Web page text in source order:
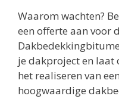
Waarom wachten?
een offerte aan voor
je dakproject en laat
het realiseren van
hoogwaardige